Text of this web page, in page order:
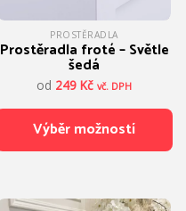
PROSTĚRADLA
Prostěradla froté – Světle
šedá
od 249 Kč vč. DPH
Výběr možností
má